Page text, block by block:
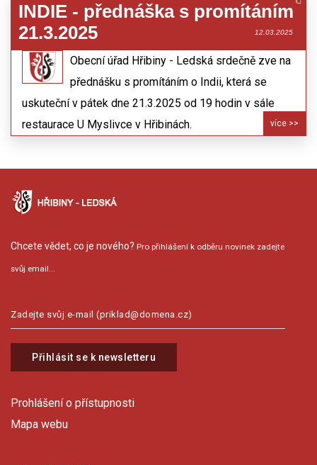
INDIE - přednáška s promítáním
21.3.2025
12.03.2025
Obecní úřad Hřibiny - Ledská srdečně zve na
přednášku s promítáním o Indii, která se
uskuteční v pátek dne 21.3.2025 od 19 hodin v sále
restaurace U Myslivce v Hřibinách.
více >>
Chcete vědet, co je nového? Pro přihlášení k odběru novinek zadejte
svůj email...
Přihlásit se k newsletteru
Prohlášení o přístupnosti
Mapa webu